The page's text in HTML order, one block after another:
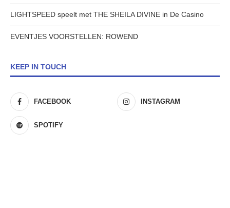
LIGHTSPEED speelt met THE SHEILA DIVINE in De Casino
EVENTJES VOORSTELLEN: ROWEND
KEEP IN TOUCH
FACEBOOK INSTAGRAM
SPOTIFY